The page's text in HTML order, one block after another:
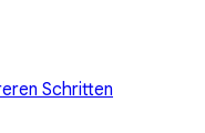
Schritten